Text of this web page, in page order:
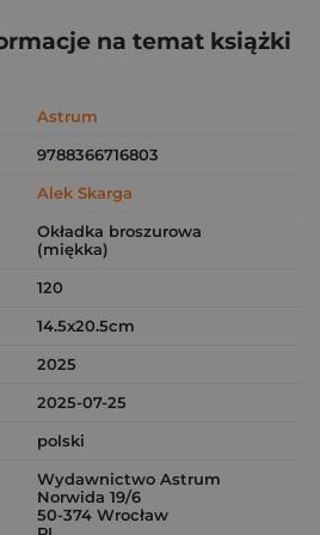
na temat książki
Astrum
9788366716803
Alek Skarga
Okładka broszurowa
(miękka)
120
14.5x20.5cm
2025
2025-07-25
polski
Wydawnictwo Astrum
Norwida 19/6
50-374 Wrocław